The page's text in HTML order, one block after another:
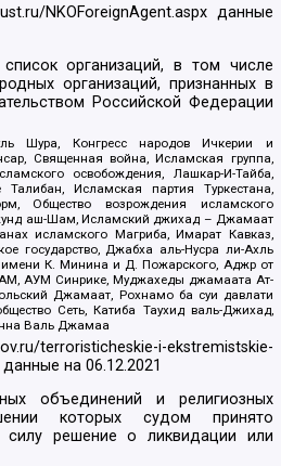
NKOForeignAgent.aspxданные
организаций, в том числе
организаций, признанных в
Российской Федерации
Шура, Конгресс народов Ичкерии и
Священная война, Исламская группа,
освобождения, Лашкар-И-Тайба,
Исламская партия Туркестана,
Общество возрождения исламского
аш-Шам, Исламский джихад – Джамаат
исламского Магриба, Имарат Кавказ,
государство, Джабха аль-Нусра ли-Ахль
К. Минина и Д. Пожарского, Аджр от
АУМ Синрике, Муджахеды джамаата Ат-
Джамаат, Рохнамо ба суи давлати
Сеть, Катиба Таухид валь-Джихад,
Валь Джамаа
terroristicheskie-i-ekstremistskie-
данные на06.12.2021
объединений и религиозных
которых судом принято
силу решение о ликвидации или